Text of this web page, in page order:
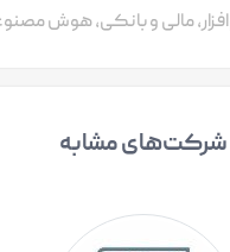
مالی و بانکی، هوش
شرکت‌های مشابه